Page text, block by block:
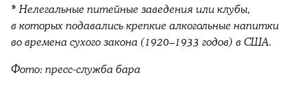
* Нелегальные питейные заведения или клубы,
в которых подавались крепкие алкогольные напитки
во времена сухого закона (1920–1933 годов) в США.
Фото: пресс-служба бара